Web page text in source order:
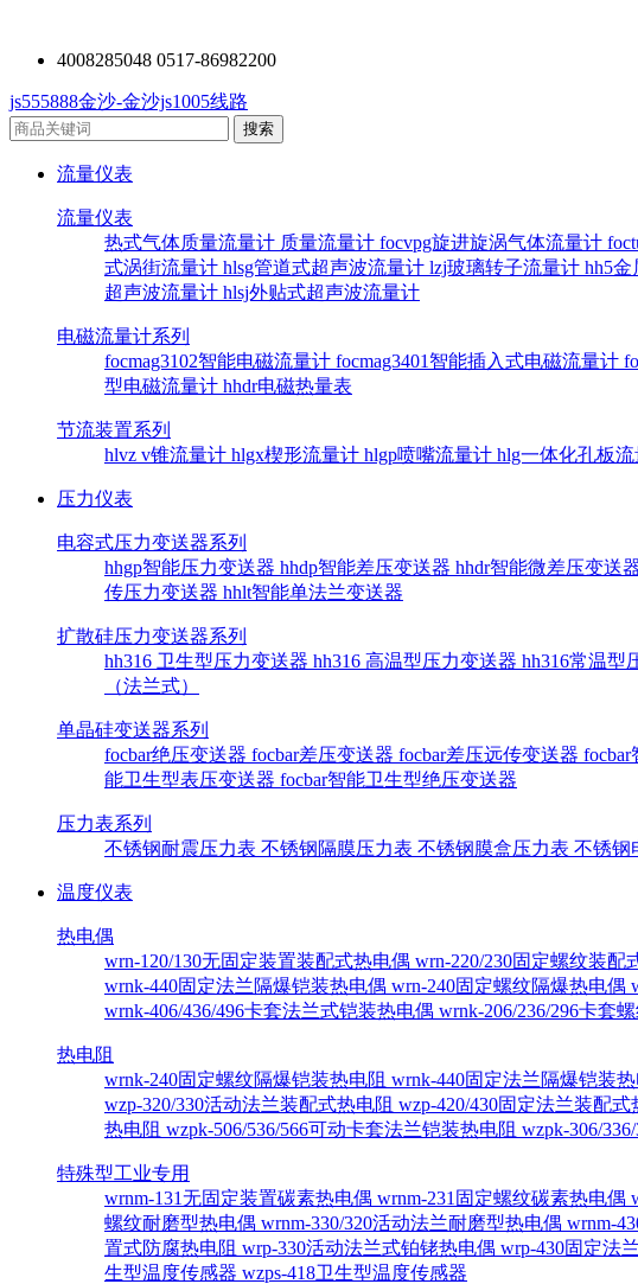
4008285048 0517-86982200
js555888金沙-金沙js1005线路
流量仪表
流量仪表
热式气体质量流量计 质量流量计 focvpg旋进旋涡气体流量计
式涡街流量计 hlsg管道式超声波流量计 lzj玻璃转子流量计 hh5
超声波流量计 hlsj外贴式超声波流量计
电磁流量计系列
focmag3102智能电磁流量计 focmag3401智能插入式电磁流量计
型电磁流量计 hhdr电磁热量表
节流装置系列
hlvz v锥流量计 hlgx楔形流量计 hlgp喷嘴流量计 hlg一体化孔板
压力仪表
电容式压力变送器系列
hhgp智能压力变送器 hhdp智能差压变送器 hhdr智能微差压变送
传压力变送器 hhlt智能单法兰变送器
扩散硅压力变送器系列
hh316 卫生型压力变送器 hh316 高温型压力变送器 hh316常温型
（法兰式）
单晶硅变送器系列
focbar绝压变送器 focbar差压变送器 focbar差压远传变送器
能卫生型表压变送器 focbar智能卫生型绝压变送器
压力表系列
不锈钢耐震压力表 不锈钢隔膜压力表 不锈钢膜盒压力表 不锈钢
温度仪表
热电偶
wrn-120/130无固定装置装配式热电偶 wrn-220/230固定螺纹装配
wrnk-440固定法兰隔爆铠装热电偶 wrn-240固定螺纹隔爆热电偶
wrnk-406/436/496卡套法兰式铠装热电偶 wrnk-206/236/296卡套
热电阻
wrnk-240固定螺纹隔爆铠装热电阻 wrnk-440固定法兰隔爆铠装热
wzp-320/330活动法兰装配式热电阻 wzp-420/430固定法兰装配式
热电阻 wzpk-506/536/566可动卡套法兰铠装热电阻 wzpk-306/
特殊型工业专用
wrnm-131无固定装置碳素热电偶 wrnm-231固定螺纹碳素热电偶
螺纹耐磨型热电偶 wrnm-330/320活动法兰耐磨型热电偶 wrnm-
置式防腐热电阻 wrp-330活动法兰式铂铑热电偶 wrp-430固定法
生型温度传感器 wzps-418卫生型温度传感器